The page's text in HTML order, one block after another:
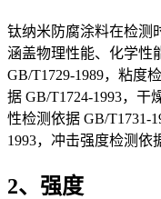
钛纳米防腐涂料在检测
涵盖物理性能、化学性
GB/T1729-1989，粘度
据 GB/T1724-1993，干
性检测依据 GB/T1731-
1993，冲击强度检测依
2、强度